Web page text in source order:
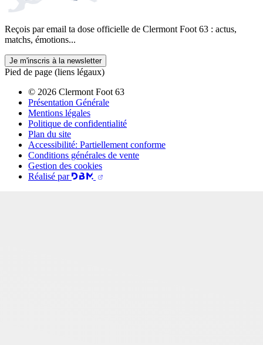
Reçois par email ta dose officielle de Clermont Foot 63 : actus,
matchs, émotions...
Je m'inscris à la newsletter
Pied de page (liens légaux)
© 2026 Clermont Foot 63
Présentation Générale
Mentions légales
Politique de confidentialité
Plan du site
Accessibilité: Partiellement conforme
Conditions générales de vente
Gestion des cookies
Réalisé par